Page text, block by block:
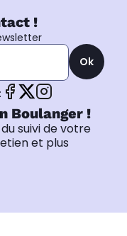
!
Ok
Boulanger !
suivi de votre
et plus